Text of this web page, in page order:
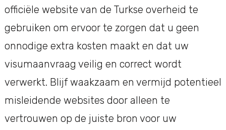
officiële website van de Turkse overheid te
gebruiken om ervoor te zorgen dat u geen
onnodige extra kosten maakt en dat uw
visumaanvraag veilig en correct wordt
verwerkt. Blijf waakzaam en vermijd potentieel
misleidende websites door alleen te
vertrouwen op de juiste bron voor uw